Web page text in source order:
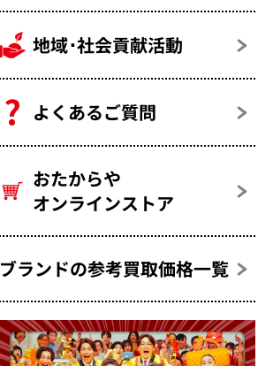
地域･社会貢献活動
よくあるご質問
おたからや
オンラインストア
ブランドの参考買取価格一覧